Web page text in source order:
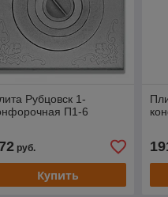
Рубцовск 1-
П1-6
руб.
Купить